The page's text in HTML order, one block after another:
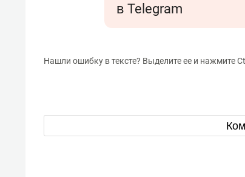
в Telegram
Нашли ошибку в тексте? Выделите ее и нажмите